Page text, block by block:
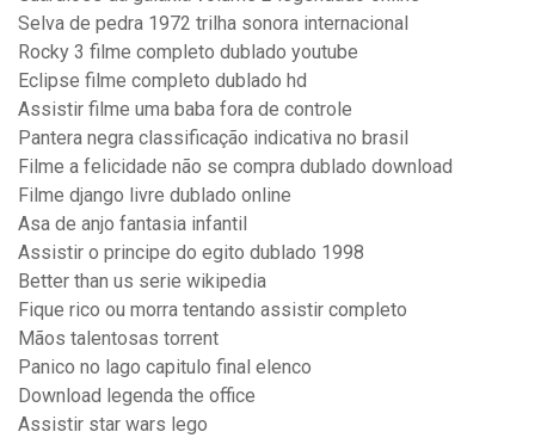
Selva de pedra 1972 trilha sonora internacional
Rocky 3 filme completo dublado youtube
Eclipse filme completo dublado hd
Assistir filme uma baba fora de controle
Pantera negra classificação indicativa no brasil
Filme a felicidade não se compra dublado download
Filme django livre dublado online
Asa de anjo fantasia infantil
Assistir o principe do egito dublado 1998
Better than us serie wikipedia
Fique rico ou morra tentando assistir completo
Mãos talentosas torrent
Panico no lago capitulo final elenco
Download legenda the office
Assistir star wars lego